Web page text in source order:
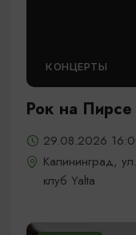
КОНЦЕРТЫ
Рок на
29.08.2026
Калининград,
клуб Yalta